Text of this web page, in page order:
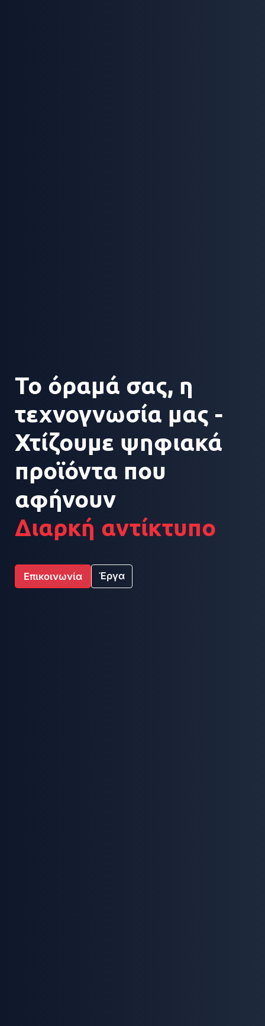
Το όραμά σας, η
τεχνογνωσία μας -
Χτίζουμε ψηφιακά
προϊόντα που
αφήνουν
Διαρκή αντίκτυπο
Επικοινωνία Έργα